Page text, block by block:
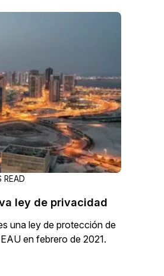
READ
ley de privacidad
una ley de protección de
en febrero de 2021.